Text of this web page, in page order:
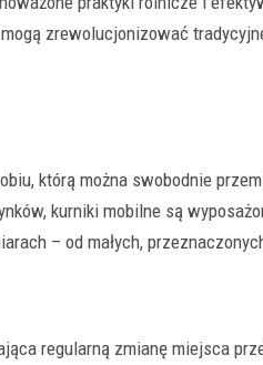
zrewolucjonizować
którą można swobodnie
kurniki mobilne są
– od małych,
regularną zmianę miejsca
Rolnictwo